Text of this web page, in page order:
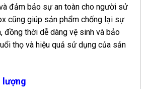
đảm bảo sự an toàn cho người sử
cũng giúp sản phẩm chống lại sự
đồng thời dễ dàng vệ sinh và bảo
thọ và hiệu quả sử dụng của sản
lượng